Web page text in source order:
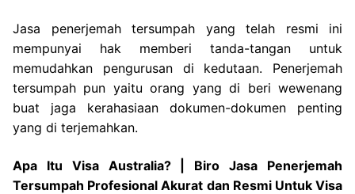
Jasa penerjemah tersumpah yang telah resmi ini
mempunyai hak memberi tanda-tangan untuk
memudahkan pengurusan di kedutaan. Penerjemah
tersumpah pun yaitu orang yang di beri wewenang
buat jaga kerahasiaan dokumen-dokumen penting
yang di terjemahkan.
Apa Itu Visa Australia? | Biro Jasa Penerjemah
Tersumpah Profesional Akurat dan Resmi Untuk Visa